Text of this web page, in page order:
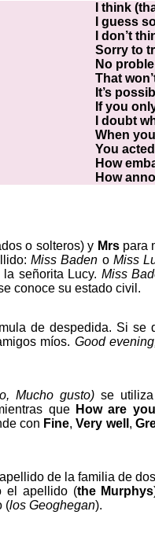
I think
I guess
I don’t
Sorry to
No
That
It’s
If you
I doubt
When
You
How
How
o solteros) y Mrspara
Miss Baden o Miss
señorita Lucy. Miss
conoce su estado civil.
de despedida. Si se
míos. Good
Mucho gusto) se
que How are
con Fine,Very well ,
de la familia de
el apellido (the Murphys
(los Geoghegan).